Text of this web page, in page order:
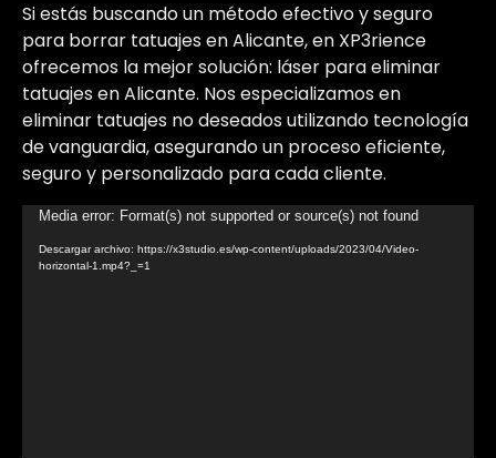
Si estás buscando un método efectivo y seguro
para borrar tatuajes en Alicante, en XP3rience
ofrecemos la mejor solución: láser para eliminar
tatuajes en Alicante. Nos especializamos en
eliminar tatuajes no deseados utilizando tecnología
de vanguardia, asegurando un proceso eficiente,
seguro y personalizado para cada cliente.
Reproductor
de
vídeo
Media error: Format(s) not supported or source(s) not found
Descargar archivo: https://x3studio.es/wp-content/uploads/2023/04/Video-
horizontal-1.mp4?_=1